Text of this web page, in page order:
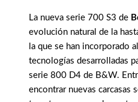
La nueva serie 700 S3 de
evolución natural de la
la que se han incorporado
tecnologías desarrolladas
serie 800 D4 de B&W.
encontrar nuevas carcasas